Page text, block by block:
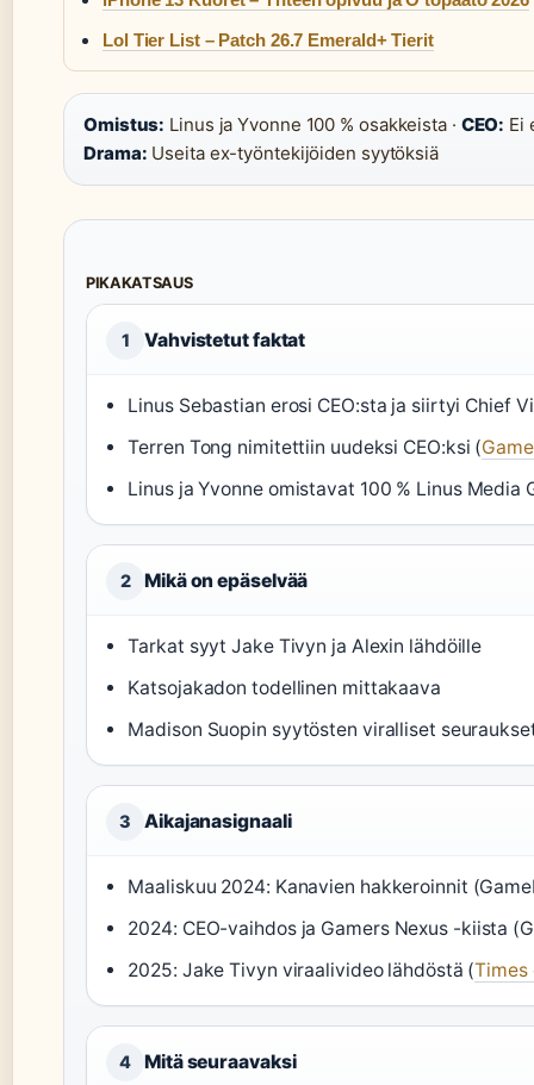
Lol Tier List – Patch 26.7 Emerald+ Tierit
Omistus: Linus ja Yvonne 100 % osakkeista · CEO: Ei
Drama: Useita ex-työntekijöiden syytöksiä
PIKAKATSAUS
1 Vahvistetut faktat
Linus Sebastian erosi CEO:sta ja siirtyi Chief
Terren Tong nimitettiin uudeksi CEO:ksi (
Linus ja Yvonne omistavat 100 % Linus Media
2 Mikä on epäselvää
Tarkat syyt Jake Tivyn ja Alexin lähdöille
Katsojakadon todellinen mittakaava
Madison Suopin syytösten viralliset
3 Aikajanasignaali
Maaliskuu 2024: Kanavien hakkeroinnit
2024: CEO-vaihdos ja Gamers Nexus -kiista
2025: Jake Tivyn viraalivideo lähdöstä (Times
4 Mitä seuraavaksi